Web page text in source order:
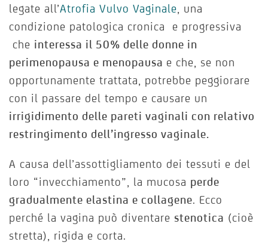
legate all’Atrofia Vulvo Vaginale , una
condizione patologica cronica e progressiva
che interessa il 50% delle donne in
perimenopausa e menopausa e che, se non
opportunamente trattata, potrebbe peggiorare
con il passare del tempo e causare un
irrigidimento delle pareti vaginali con relativo
restringimento dell’ingresso vaginale.
A causa dell’assottigliamento dei tessuti e del
loro “invecchiamento”, la mucosa perde
gradualmente elastina e collagene. Ecco
perché la vagina può diventare stenotica (cioè
stretta), rigida e corta.